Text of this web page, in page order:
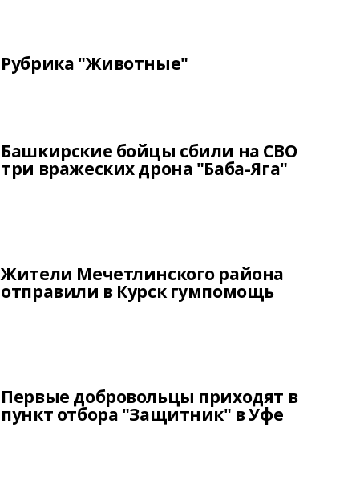
Рубрика "Животные"
Башкирские бойцы сбили на СВО
три вражеских дрона "Баба-Яга"
Жители Мечетлинского района
отправили в Курск гумпомощь
Первые добровольцы приходят в
пункт отбора "Защитник" в Уфе